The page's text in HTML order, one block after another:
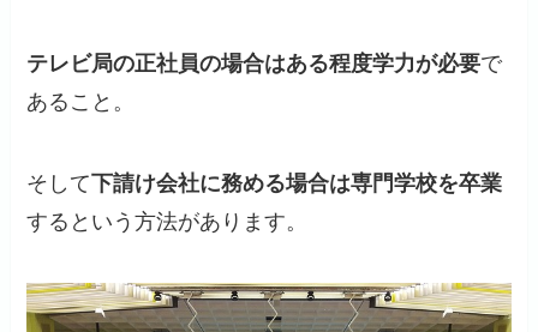
テレビ局の正社員の場合はある程度学力が必要で
あること。
そして下請け会社に務める場合は専門学校を卒業
するという方法があります。